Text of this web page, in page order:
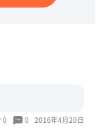
0 0 2016年4月20日